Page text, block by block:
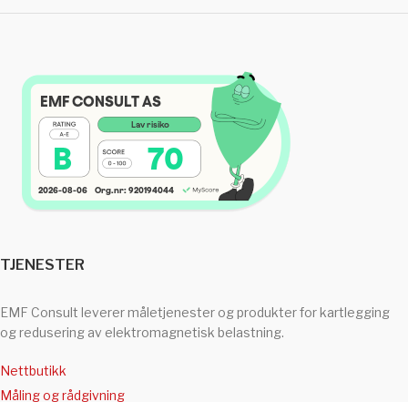
TJENESTER
EMF Consult leverer måletjenester og produkter for kartlegging
og redusering av elektromagnetisk belastning.
Nettbutikk
Måling og rådgivning